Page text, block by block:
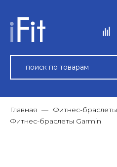
Главная
Фитнес-браслеты
Фитнес-браслеты Garmin